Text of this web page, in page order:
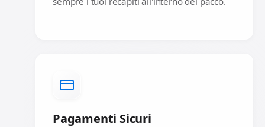
Pagamenti Sicuri